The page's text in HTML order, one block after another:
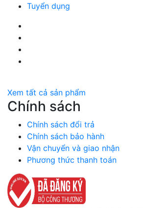
Tuyển dụng
Xem tất cả sản phẩm
Chính sách
Chính sách đổi trả
Chính sách bảo hành
Vận chuyển và giao nhận
Phương thức thanh toán